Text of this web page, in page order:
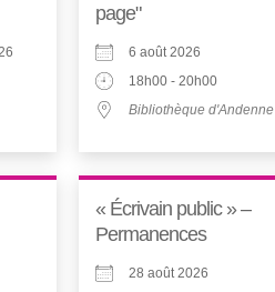
page"
6 août 2026
18h00 - 20h00
Bibliothèque d'Andenne
« Écrivain public » –
Permanences
28 août 2026